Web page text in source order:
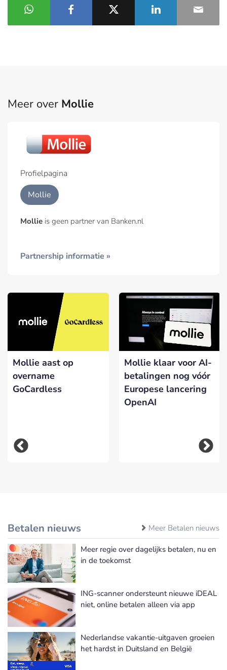
Meer over Mollie
Profielpagina
Mollie
Mollie is geen partner van Banken.nl
Partnership informatie »
Mollie aast op
overname
GoCardless
Mollie klaar voor AI-
betalingen nog vóór
Europese lancering
OpenAI
Betalen nieuws Meer Betalen nieuws
Meer regie over dagelijks betalen, nu en
in de toekomst
ING-scanner ondersteunt nieuwe iDEAL
niet, online betalen alleen via app
Nederlandse vakantie-uitgaven groeien
het hardst in Duitsland en België